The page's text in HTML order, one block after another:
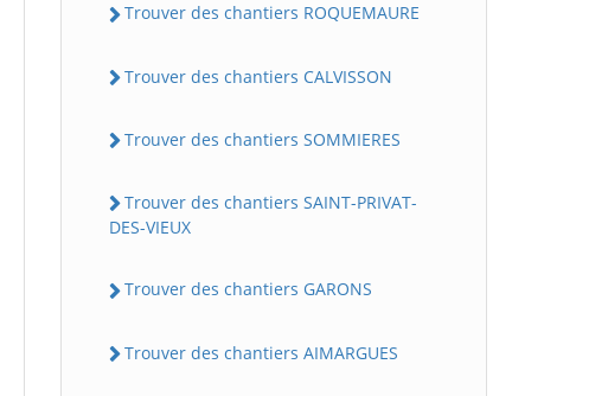
Trouver des chantiers ROQUEMAURE
Trouver des chantiers CALVISSON
Trouver des chantiers SOMMIERES
Trouver des chantiers SAINT-PRIVAT-
DES-VIEUX
Trouver des chantiers GARONS
Trouver des chantiers AIMARGUES